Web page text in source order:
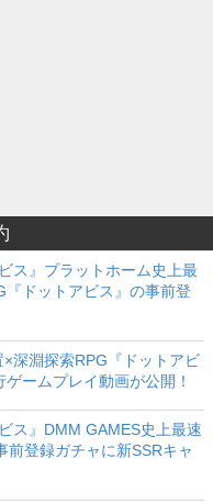
ス』プラットホーム史上最
ドットアビス』の事前登
深淵探索RPG『ドットアビ
ームプレイ動画が公開！
ス』DMM GAMES史上最速
前登録ガチャに新SSRキャ